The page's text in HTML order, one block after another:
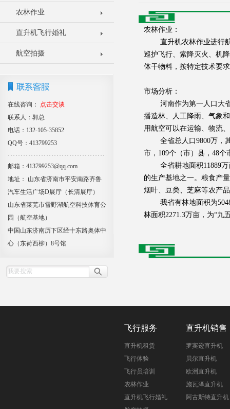
农林作业
直升机飞行婚礼
航空拍摄
在线咨询：
点击交谈
联系人：郭总
电话：132-105-35852
QQ号：413799253
邮箱：413799253@qq.com
地址： 山东省济南市平安南路齐鲁
汽车生活广场D展厅（长清展厅）
山东省莱芜市雪野湖航空科技体育公
园（航空基地）
中国山东济南历下区经十东路奥体中
心（东荷西柳）8号馆
农林作业：
直升机农林作业进行航
巡护飞行、索降灭火、机
体干物料，按特定技术要
市场分析：
河南作为第一人口大省
播造林、人工降雨、气象
用航空可以在运输、物流
全省总人口9800万，其
市，109个（市）县，48个
全省耕地面积11889万
的生产基地之一。粮食产
烟叶、豆类、芝麻等农产
我省有林地面积为5048
林面积2271.3万亩，为“九
飞行服务
直升机租赁
飞行体验
飞行员培训
农林作业
直升机飞行婚礼
直升机销售
罗宾逊直升机
贝尔直升机
欧洲直升机
施瓦泽直升机
阿古斯特直升机